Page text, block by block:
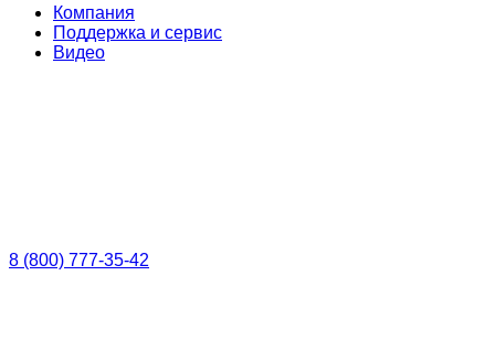
Компания
Поддержка и сервис
Видео
8 (800) 777-35-42